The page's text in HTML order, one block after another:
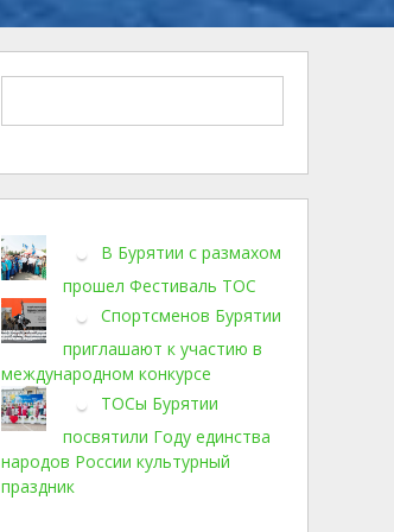
В Бурятии с размахом
прошел Фестиваль ТОС
Спортсменов Бурятии
приглашают к участию в
международном конкурсе
ТОСы Бурятии
посвятили Году единства
народов России культурный
праздник